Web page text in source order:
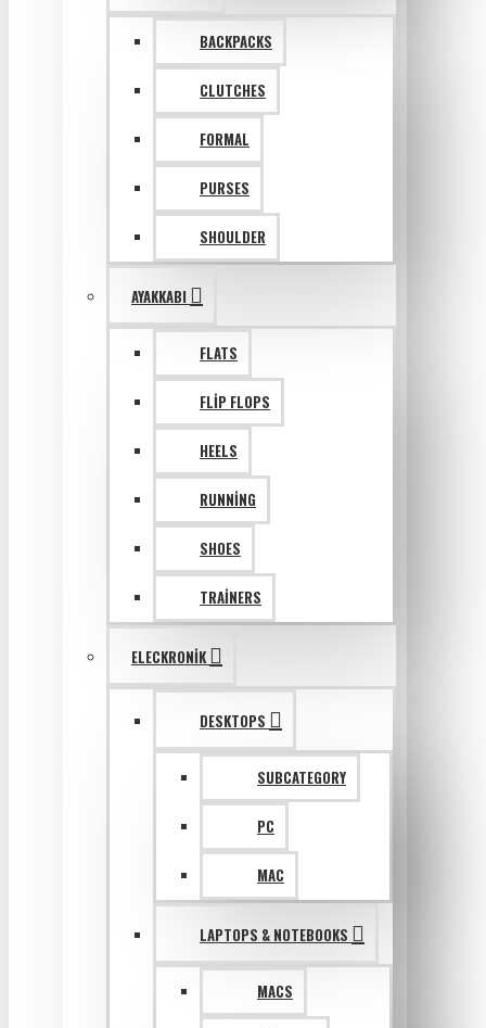
BACKPACKS
CLUTCHES
FORMAL
PURSES
SHOULDER
AYAKKABI
FLATS
FLIP FLOPS
HEELS
RUNNING
SHOES
TRAINERS
ELECKRONIK
DESKTOPS
SUBCATEGORY
PC
MAC
LAPTOPS & NOTEBOOKS
MACS